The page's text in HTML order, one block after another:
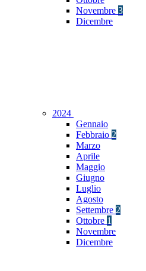
Novembre 3
Dicembre
2024
Gennaio
Febbraio 2
Marzo
Aprile
Maggio
Giugno
Luglio
Agosto
Settembre 2
Ottobre 1
Novembre
Dicembre